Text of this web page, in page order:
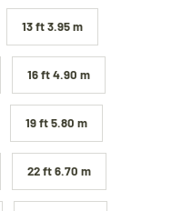
13 ft 3.95 m
16 ft 4.90 m
19 ft 5.80 m
22 ft 6.70 m